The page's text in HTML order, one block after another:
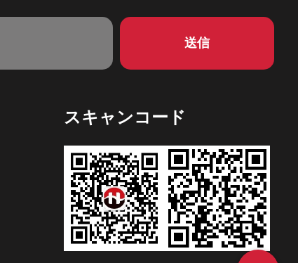
スキャンコード